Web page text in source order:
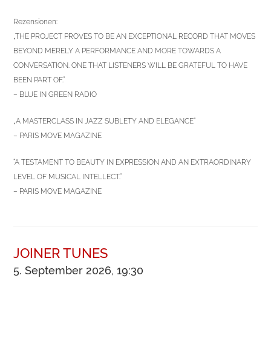
Rezensionen:
„THE PROJECT PROVES TO BE AN EXCEPTIONAL RECORD THAT MOVES
BEYOND MERELY A PERFORMANCE AND MORE TOWARDS A
CONVERSATION. ONE THAT LISTENERS WILL BE GRATEFUL TO HAVE
BEEN PART OF.“
– BLUE IN GREEN RADIO
„A MASTERCLASS IN JAZZ SUBLETY AND ELEGANCE“
– PARIS MOVE MAGAZINE
“A TESTAMENT TO BEAUTY IN EXPRESSION AND AN EXTRAORDINARY
LEVEL OF MUSICAL INTELLECT.“
– PARIS MOVE MAGAZINE
JOINER TUNES
5. September 2026, 19:30